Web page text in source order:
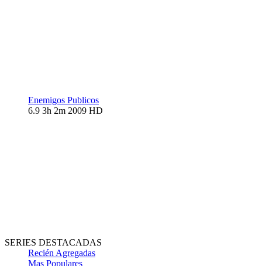
Enemigos Publicos
6.9 3h 2m 2009 HD
SERIES DESTACADAS
Recién Agregadas
Mas Populares